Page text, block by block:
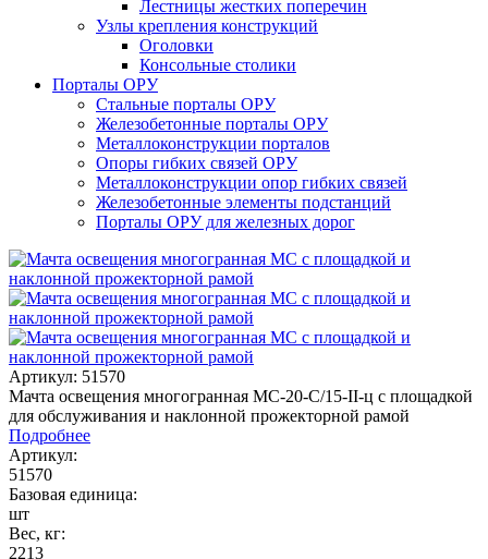
Лестницы жестких поперечин
Узлы крепления конструкций
Оголовки
Консольные столики
Порталы ОРУ
Стальные порталы ОРУ
Железобетонные порталы ОРУ
Металлоконструкции порталов
Опоры гибких связей ОРУ
Металлоконструкции опор гибких связей
Железобетонные элементы подстанций
Порталы ОРУ для железных дорог
Артикул: 51570
Мачта освещения многогранная МС-20-С/15-II-ц с площадкой
для обслуживания и наклонной прожекторной рамой
Подробнее
Артикул:
51570
Базовая единица:
шт
Вес, кг:
2213